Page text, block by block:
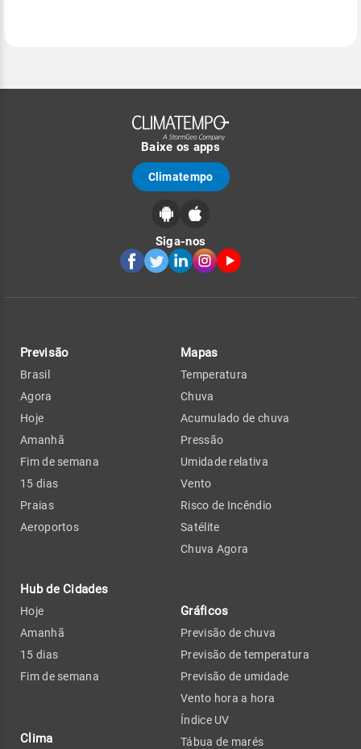
Baixe os apps
Climatempo
Siga-nos
Previsão
Brasil
Agora
Hoje
Amanhã
Fim de semana
15 dias
Praias
Aeroportos
Hub de Cidades
Hoje
Amanhã
15 dias
Fim de semana
Clima
Mapas
Temperatura
Chuva
Acumulado de chuva
Pressão
Umidade relativa
Vento
Risco de Incêndio
Satélite
Chuva Agora
Gráficos
Previsão de chuva
Previsão de temperatura
Previsão de umidade
Vento hora a hora
Índice UV
Tábua de marés